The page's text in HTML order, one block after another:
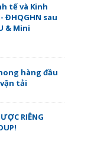
tế và Kinh
ĐHQGHN sau
& Mini
hàng đầu
tải
RIÊNG